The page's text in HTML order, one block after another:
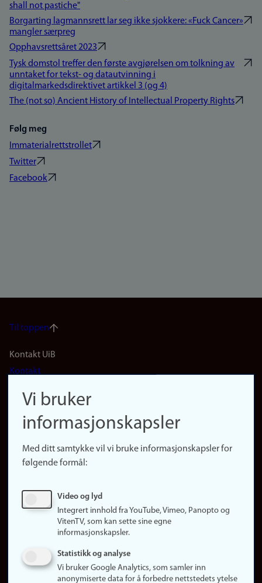
shall not pastiche"
Borgarting lagmannsrett lar seg ikke sjokkere: «Fuck Cancer»
mangler særpreg
Opphavsrettsåret 2023
Tysk domstol treffer den første avgjørelsen om tolkning av
unntaket for tekst- og datautvinning i
digitalmarkedsdirektivet artikkel 3 (og 4)
The (not so) Ancient History of Intellectual Property Rights
Følg meg
Immaterialrettstrollet
Twitter
Facebook
Til toppen
Footer
(no)
Kontakt UiB
Kontakt
Finn forsker
Presse
Finn studier
Ledige stillinger
Om nettstedet
Vi bruker
informasjonskapsler
Med ditt samtykke vil vi bruke informasjonskapsler for
følgende formål:
Video og lyd
Integrert innhold fra YouTube, Vimeo, Panopto og
VitenTV, som kan sette sine egne
informasjonskapsler.
Statistikk og analyse
Vi bruker Google Analytics, som samler inn
anonymiserte data for å forbedre nettstedets ytelse